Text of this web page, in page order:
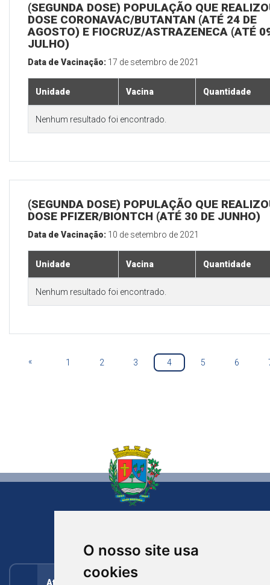
O nosso site usa
cookies
(SEGUNDA DOSE) POPULAÇÃO QUE
DOSE CORONAVAC/BUTANTAN (ATÉ 24 DE
AGOSTO) E FIOCRUZ/ASTRAZENECA (ATÉ
JULHO)
Data de Vacinação: 17 de setembro de 2021
Unidade Vacina Quantidade
Nenhum resultado foi encontrado.
(SEGUNDA DOSE) POPULAÇÃO QUE
DOSE PFIZER/BIONTCH (ATÉ 30 DE JUNHO)
Data de Vacinação: 10 de setembro de 2021
Unidade Vacina Quantidade
Nenhum resultado foi encontrado.
« 1 2 3 4 5 6
Atendimento